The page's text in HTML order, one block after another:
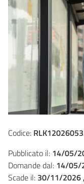
Codice:
Pubblicato il: 14/05/
Domande dal: 14/05/
Scade il: 30/11/2026 ,